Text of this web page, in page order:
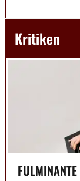
Kritiken